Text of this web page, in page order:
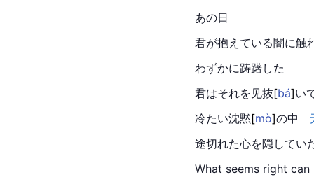
あの日
君が抱えている闇に触
わずかに踌躇した
君はそれを见抜[bá]い
冷たい沈黙[mò]の中
途切れた心を隠してい
What seems right can